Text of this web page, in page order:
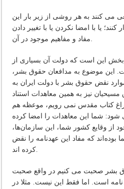
می کنند به هر روشی از زیر بار این
یا با امضا نکردن یا با تغییر دادن
مفاد و مفاهیم موجود در آن.
این است که دولت آن بسیاری از
این موضوع به مدافعان حقوق بشر،
نقض حقوق بشر با دولت ایران به
مسیحیان نیز به همین معاهدات استناد
کتاب مقدس نمی رویم، موعظه هم
شود: شما این معاهدات را امضا کرده
از وقایع کشور شما، این سازمان‌ها،
بوده‌اند که مفاد این عهدنامه را نقض
کرده اند.
بشر صحبت می کنیم در واقع صحبت
نامه است. اما فقط این نیست. مثلا در